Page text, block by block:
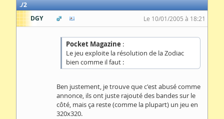
2
DGY
Le 10/01/2005 à 18:21
Pocket Magazine :
Le jeu exploite la résolution de la Zodiac
bien comme il faut :
Ben justement, je trouve que c'est abusé comme
annonce, ils ont juste rajouté des bandes sur le
côté, mais ça reste (comme la plupart) un jeu en
320x320.